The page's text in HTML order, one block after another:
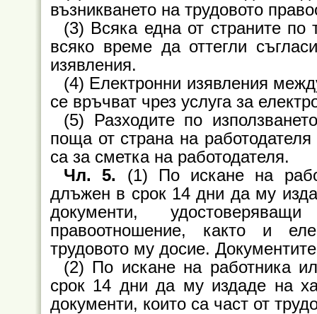
възникването на трудовото
(3) Всяка една от страните по
всяко време да оттегли
изявления.
(4) Електронни изявления
се връчват чрез услуга за
(5) Разходите по
поща от страна на
са за сметка на работодателя.
Чл. 5. (1) По искане на
длъжен в срок 14 дни да му
документи,
правоотношение, както и
трудовото му досие.
(2) По искане на работника
срок 14 дни да му издаде на
документи, които са част от